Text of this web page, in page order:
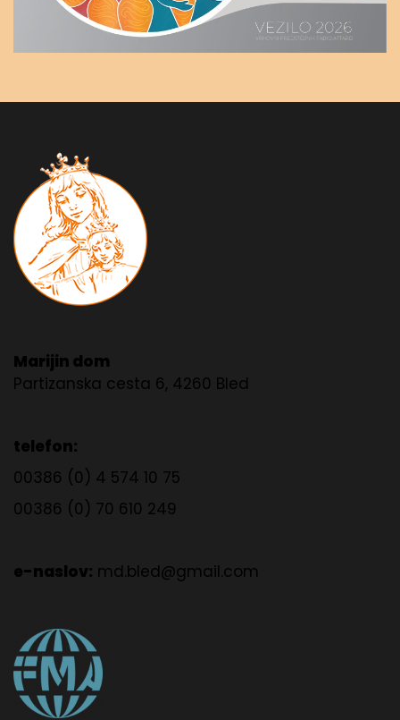
Marijin dom
Partizanska cesta 6, 4260 Bled
telefon:
00386 (0) 4 574 10 75
00386 (0) 70 610 249
e-naslov: md.bled@gmail.com